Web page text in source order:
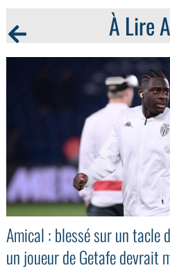
À Lire
Amical : blessé sur un tacle
un joueur de Getafe devrait